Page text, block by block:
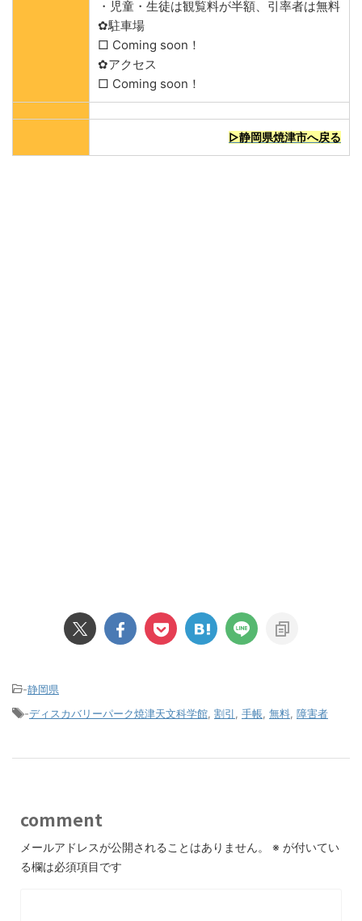
・児童・生徒は観覧料が半額、引率者は無料
✿駐車場
□ Coming soon！
✿アクセス
□ Coming soon！
▷静岡県焼津市へ戻る
-静岡県
-ディスカバリーパーク焼津天文科学館 割引 手帳 無料 障害者
comment
メールアドレスが公開されることはありません。 ※ が付いてい
る欄は必須項目です